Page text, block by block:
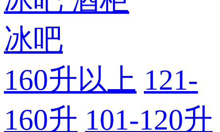
冰吧
160升以上 121-
160升 101-120升